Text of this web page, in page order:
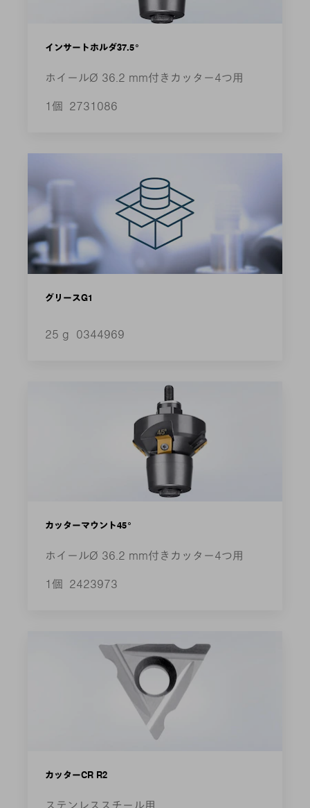
インサートホルダ37.5°
ホイールØ 36.2 mm付きカッター4つ用
1個 2731086
グリースG1
25 g 0344969
カッターマウント45°
ホイールØ 36.2 mm付きカッター4つ用
1個 2423973
カッターCR R2